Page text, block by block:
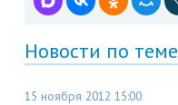
Новости по теме
15 ноября 2012 15:00